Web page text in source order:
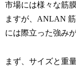
市場には様々な筋
ますが、ANLAN
には際立った強み
まず、サイズと重